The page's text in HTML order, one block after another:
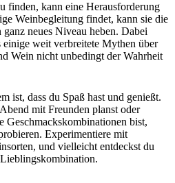
finden, kann eine Herausforderung
Weinbegleitung findet, kann sie die
neues Niveau heben. Dabei
einige weit verbreitete Mythen über
Wein nicht unbedingt der Wahrheit
ist, dass du Spaß hast und genießt.
mit Freunden planst oder
Geschmackskombinationen bist,
Experimentiere mit
und vielleicht entdeckst du